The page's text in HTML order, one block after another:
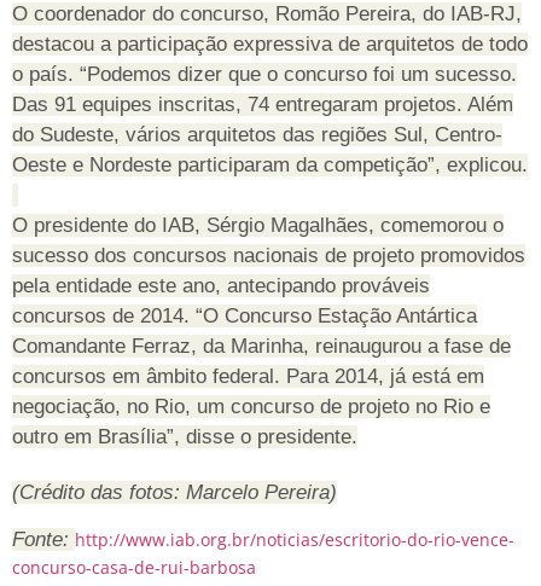
O coordenador do concurso, Romão Pereira, do IAB-RJ,
destacou a participação expressiva de arquitetos de todo
o país. “Podemos dizer que o concurso foi um sucesso.
Das 91 equipes inscritas, 74 entregaram projetos. Além
do Sudeste, vários arquitetos das regiões Sul, Centro-
Oeste e Nordeste participaram da competição”, explicou.
O presidente do IAB, Sérgio Magalhães, comemorou o
sucesso dos concursos nacionais de projeto promovidos
pela entidade este ano, antecipando prováveis
concursos de 2014. “O Concurso Estação Antártica
Comandante Ferraz, da Marinha, reinaugurou a fase de
concursos em âmbito federal. Para 2014, já está em
negociação, no Rio, um concurso de projeto no Rio e
outro em Brasília”, disse o presidente.
(Crédito das fotos: Marcelo Pereira)
Fonte: http://www.iab.org.br/noticias/escritorio-do-rio-vence-
concurso-casa-de-rui-barbosa